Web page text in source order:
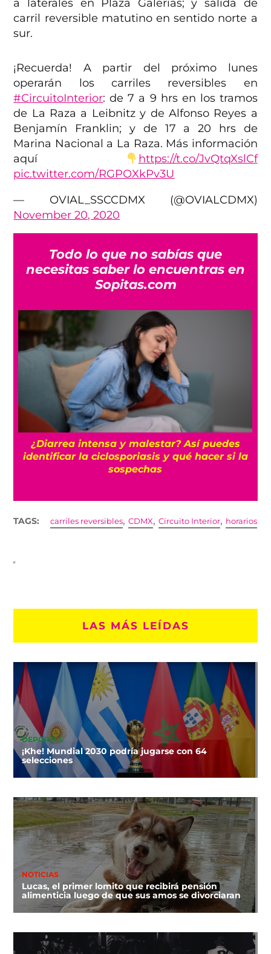
a laterales en Plaza Galerías; y salida de
carril reversible matutino en sentido norte a
sur.
¡Recuerda! A partir del próximo lunes
operarán los carriles reversibles en
#CircuitoInterior: de 7 a 9 hrs en los tramos
de La Raza a Leibnitz y de Alfonso Reyes a
Benjamín Franklin; y de 17 a 20 hrs de
Marina Nacional a La Raza. Más información
aquí
https://t.co/JvQtqXslCf
pic.twitter.com/RGPOXkPv3U
— OVIAL_SSCCDMX (@OVIALCDMX)
November 20, 2020
Todo lo que no sabías que
necesitas saber lo encuentras en
Sopitas.com
¿Diarrea intensa y malestar? Así puedes
identificar la ciclosporiasis y qué hacer si la
sospechas
TAGS: carriles reversibles,CDMX,Circuito Interior, horarios
LAS MÁS LEÍDAS
DEPORTES
¡Khe! Mundial 2030 podría jugarse con 64
selecciones
NOTICIAS
Lucas, el primer lomito que recibirá pensión
alimenticia luego de que sus amos se divorciaran